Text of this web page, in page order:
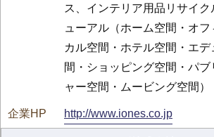
ス、インテリア用品リサイ
ューアル（ホーム空間・オ
カル空間・ホテル空間・エ
間・ショッピング空間・パ
ャー空間・ムービング空間）
http://www.iones.co.jp